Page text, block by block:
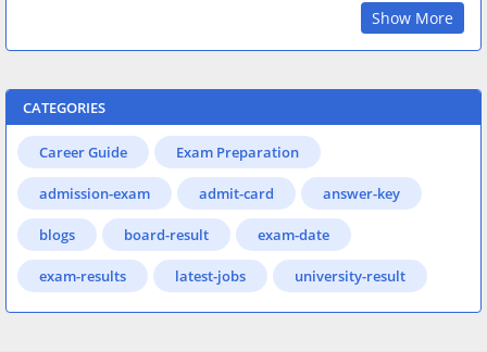
Show More
CATEGORIES
Career Guide Exam Preparation
admission-exam admit-card answer-key
blogs board-result exam-date
exam-results latest-jobs university-result